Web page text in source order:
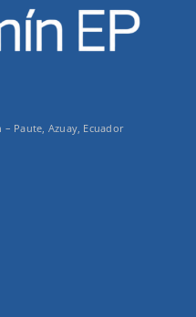
Paute, Azuay, Ecuador